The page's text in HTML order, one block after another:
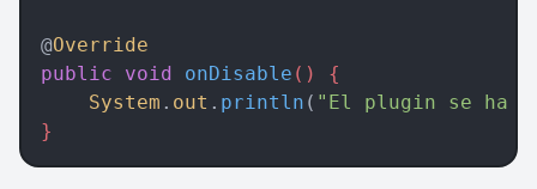
@Override
public void onDisable () {
    System
. out . println ( "El plugin se ha
}